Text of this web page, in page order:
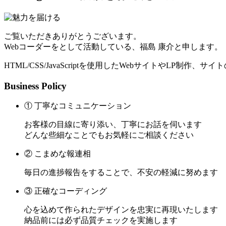
ご覧いただきありがとうございます。
Webコーダーをとして活動している、福島 康介と申します。
HTML/CSS/JavaScriptを使用したWebサイトやLP制作、サイ
Business Policy
① 丁寧なコミュニケーション
お客様の目線に寄り添い、丁寧にお話を伺います
どんな些細なことでもお気軽にご相談ください
② こまめな報連相
毎日の進捗報告をすることで、不安の軽減に努めます
③ 正確なコーディング
心を込めて作られたデザインを忠実に再現いたします
納品前には必ず品質チェックを実施します